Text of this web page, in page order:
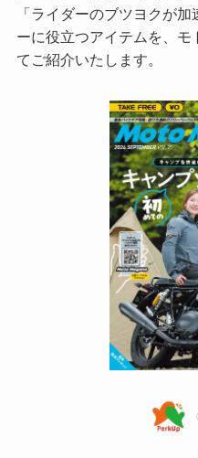
「ライダーのブツヨクが
ーに役立つアイテムを、モ
てご紹介いたします。